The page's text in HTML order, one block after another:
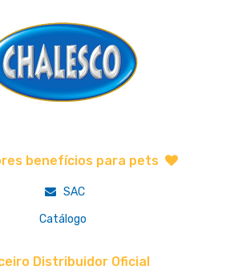
benefícios para pets
SAC
Catálogo
Distribuidor Oficial